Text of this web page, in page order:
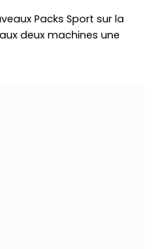
Packs Sport sur la
deux machines une